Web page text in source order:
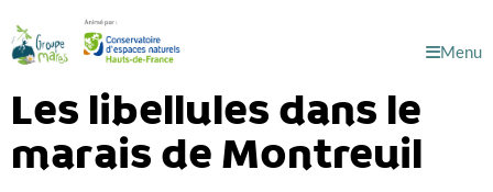
Menu
Les libellules dans le
marais de Montreuil